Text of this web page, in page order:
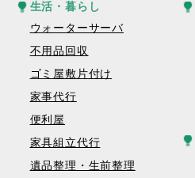
生活・暮らし
ウォーターサーバ
不用品回収
ゴミ屋敷片付け
家事代行
便利屋
家具組立代行
遺品整理・生前整理